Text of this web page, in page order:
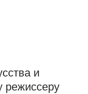
и
режиссеру